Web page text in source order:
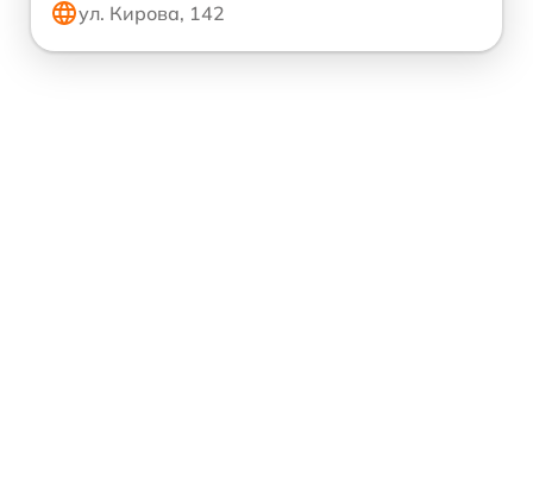
ул. Кирова, 142